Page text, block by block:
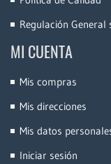
Regulación
MI CUENTA
Mis compras
Mis direcciones
Mis datos
Iniciar sesión